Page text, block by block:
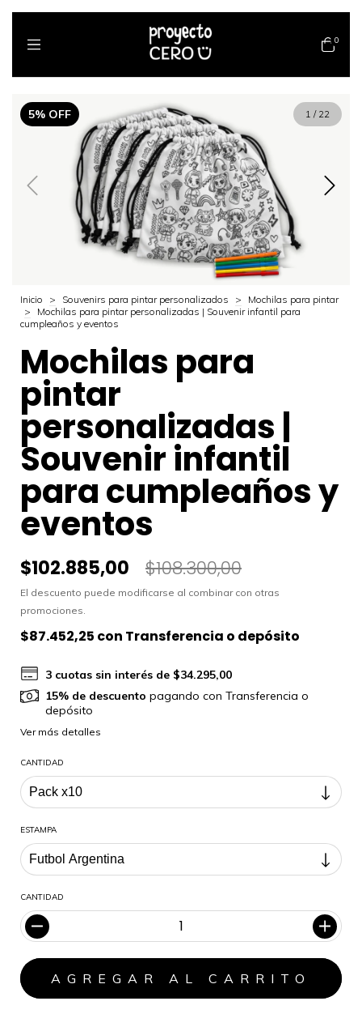
0
5% OFF 1 / 22
Inicio > Souvenirs para pintar personalizados >
Mochilas para pintar
>
Mochilas para pintar personalizadas | Souvenir infantil para
cumpleaños y eventos
Mochilas para
pintar
personalizadas |
Souvenir infantil
para cumpleaños y
eventos
$102.885,00 $108.300,00
El descuento puede modificarse al combinar con otras
promociones.
$87.452,25 con Transferencia o depósito
3 cuotas sin interés de $34.295,00
15% de descuento pagando con Transferencia o
depósito
Ver más detalles
CANTIDAD
ESTAMPA
CANTIDAD